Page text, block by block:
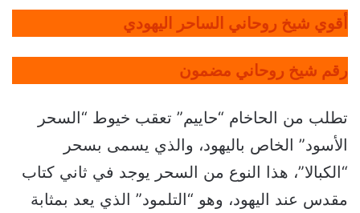
أقوي شيخ روحاني الساحر اليهودي
رقم شيخ روحاني مضمون
تطلب من الحاخام “حاييم” تعقب خيوط “السحر
الأسود” الخاص باليهود، والذي يسمى بسحر
“الكبالا”، هذا النوع من السحر يوجد في ثاني كتاب
مقدس عند اليهود، وهو “التلمود” الذي يعد بمثابة